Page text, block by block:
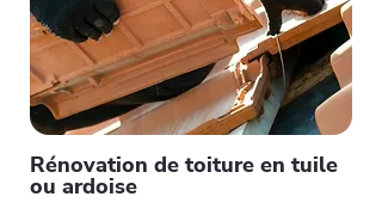
Rénovation de toiture en tuile
ou ardoise